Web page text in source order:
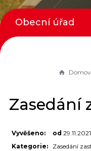
Zasedání
Vyvěšeno: od 29.11.2021
Kategorie: Zasedání
Obecní úřad